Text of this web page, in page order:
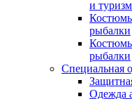
и
рыбалки
рыбалки
Специальная
Одежда